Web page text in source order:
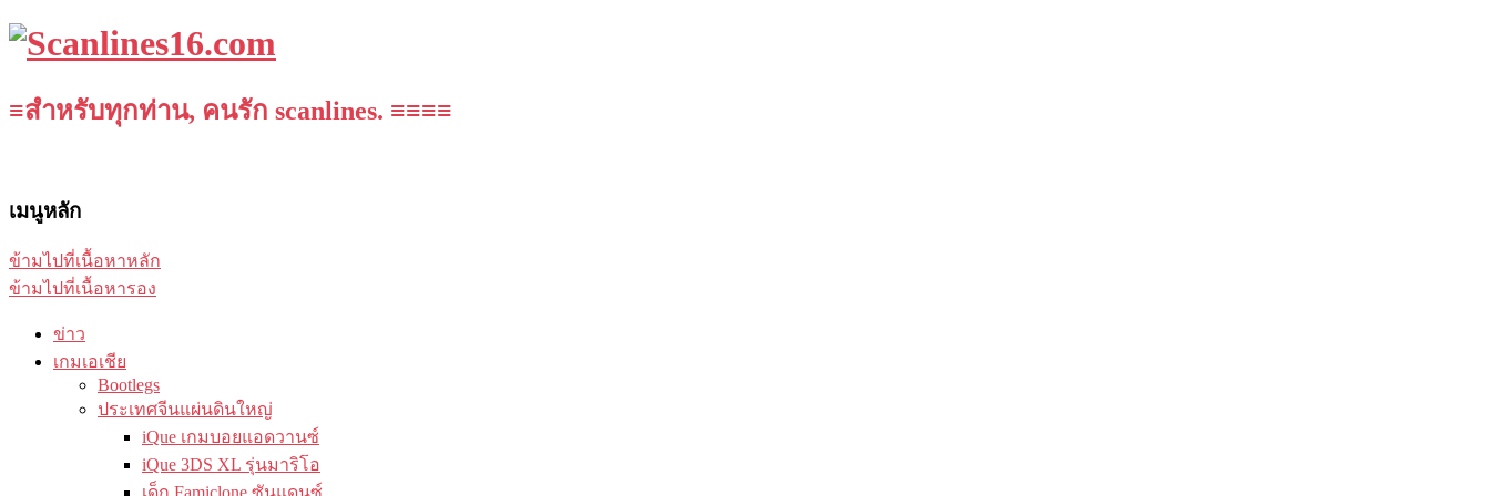
≡สำหรับทุกท่าน, คนรัก scanlines. ≡≡≡≡
เมนูหลัก
ข้ามไปที่เนื้อหาหลัก
ข้ามไปที่เนื้อหารอง
ข่าว
เกมเอเชีย
Bootlegs
ประเทศจีนแผ่นดินใหญ่
iQue เกมบอยแอดวานซ์
iQue 3DS XL รุ่นมาริโอ